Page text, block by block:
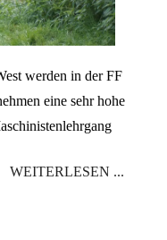
werden in der FF
eine sehr hohe
WEITERLESEN ...